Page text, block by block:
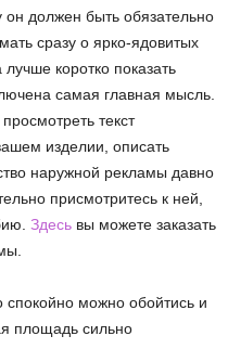
он должен быть обязательно
сразу о ярко-ядовитых
коротко показать
самая главная мысль.
текст
изделии, описать
наружной рекламы давно
присмотритесь к ней,
Здесь вы можете заказать
спокойно можно обойтись и
площадь сильно